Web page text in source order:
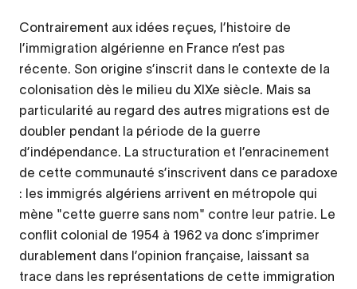
Contrairement aux idées reçues, l’histoire de
l’immigration algérienne en France n’est pas
récente. Son origine s’inscrit dans le contexte de la
colonisation dès le milieu du XIXe siècle. Mais sa
particularité au regard des autres migrations est de
doubler pendant la période de la guerre
d’indépendance. La structuration et l’enracinement
de cette communauté s’inscrivent dans ce paradoxe
: les immigrés algériens arrivent en métropole qui
mène "cette guerre sans nom" contre leur patrie. Le
conflit colonial de 1954 à 1962 va donc s’imprimer
durablement dans l’opinion française, laissant sa
trace dans les représentations de cette immigration